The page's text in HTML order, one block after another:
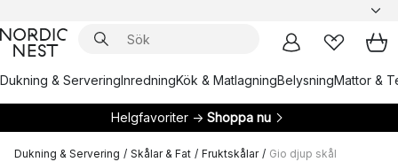
Dukning & ServeringInredningKök & MatlagningBelysningMattor &
Helgfavoriter → Shoppa nu
Dukning & Servering / Skålar & Fat / Fruktskålar / Gio djup skål